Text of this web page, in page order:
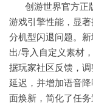
创游世界官方正
游戏引擎性能，显
分机型闪退问题。
出/导入自定义素材
据玩家社区反馈，调
延迟，并增加语音
面焕新，简化了任务